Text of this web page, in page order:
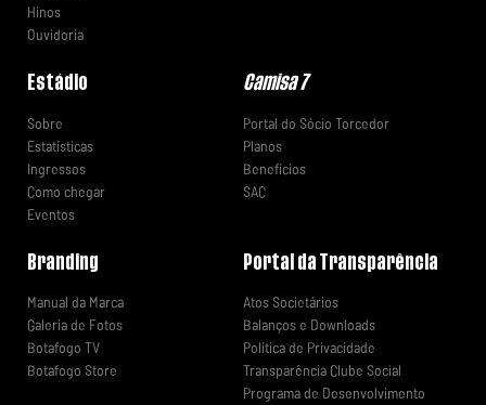
Hinos
Ouvidoria
Estádio
Sobre
Estatísticas
Ingressos
Como chegar
Eventos
Camisa 7
Portal do Sócio Torcedor
Planos
Benefícios
SAC
Branding
Manual da Marca
Galeria de Fotos
Botafogo TV
Botafogo Store
Portal da Transparência
Atos Societários
Balanços e Downloads
Política de Privacidade
Transparência Clube Social
Programa de Desenvolvimento